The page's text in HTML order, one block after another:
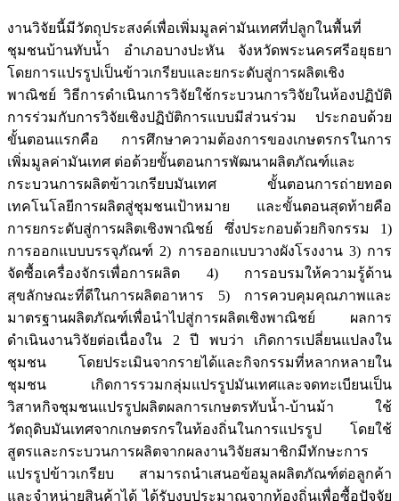
งานวิจัยนี้มีวัตถุประสงค์เพื่อเพิ่มมูลค่ามันเทศที่ปลูกในพื้นที่
ชุมชนบ้านทับน้ำ อำเภอบางปะหัน จังหวัดพระนครศรีอยุธยา
โดยการแปรรูปเป็นข้าวเกรียบและยกระดับสู่การผลิตเชิง
พาณิชย์ วิธีการดำเนินการวิจัยใช้กระบวนการวิจัยในห้องปฏิบัติ
การร่วมกับการวิจัยเชิงปฏิบัติการแบบมีส่วนร่วม ประกอบด้วย
ขั้นตอนแรกคือ การศึกษาความต้องการของเกษตรกรในการ
เพิ่มมูลค่ามันเทศ ต่อด้วยขั้นตอนการพัฒนาผลิตภัณฑ์และ
กระบวนการผลิตข้าวเกรียบมันเทศ ขั้นตอนการถ่ายทอด
เทคโนโลยีการผลิตสู่ชุมชนเป้าหมาย และขั้นตอนสุดท้ายคือ
การยกระดับสู่การผลิตเชิงพาณิชย์ ซึ่งประกอบด้วยกิจกรรม 1)
การออกแบบบรรจุภัณฑ์ 2) การออกแบบวางผังโรงงาน 3) การ
จัดซื้อเครื่องจักรเพื่อการผลิต 4) การอบรมให้ความรู้ด้าน
สุขลักษณะที่ดีในการผลิตอาหาร 5) การควบคุมคุณภาพและ
มาตรฐานผลิตภัณฑ์เพื่อนำไปสู่การผลิตเชิงพาณิชย์ ผลการ
ดำเนินงานวิจัยต่อเนื่องใน 2 ปี พบว่า เกิดการเปลี่ยนแปลงใน
ชุมชน โดยประเมินจากรายได้และกิจกรรมที่หลากหลายใน
ชุมชน เกิดการรวมกลุ่มแปรรูปมันเทศและจดทะเบียนเป็น
วิสาหกิจชุมชนแปรรูปผลิตผลการเกษตรทับน้ำ-บ้านม้า ใช้
วัตถุดิบมันเทศจากเกษตรกรในท้องถิ่นในการแปรรูป โดยใช้
สูตรและกระบวนการผลิตจากผลงานวิจัยสมาชิกมีทักษะการ
แปรรูปข้าวเกรียบ สามารถนำเสนอข้อมูลผลิตภัณฑ์ต่อลูกค้า
และจำหน่ายสินค้าได้ ได้รับงบประมาณจากท้องถิ่นเพื่อซื้อปัจจัย